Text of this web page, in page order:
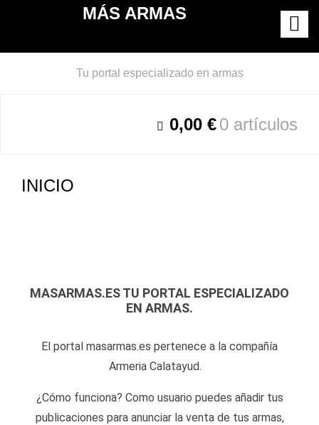
MÁS ARMAS
Tu portal especializado en armas
0,00 €0 artículos
INICIO
MASARMAS.ES TU PORTAL ESPECIALIZADO
EN ARMAS.
El portal masarmas.es pertenece a la compañía
Armeria Calatayud.
¿Cómo funciona? Como usuario puedes añadir tus
publicaciones para anunciar la venta de tus armas,